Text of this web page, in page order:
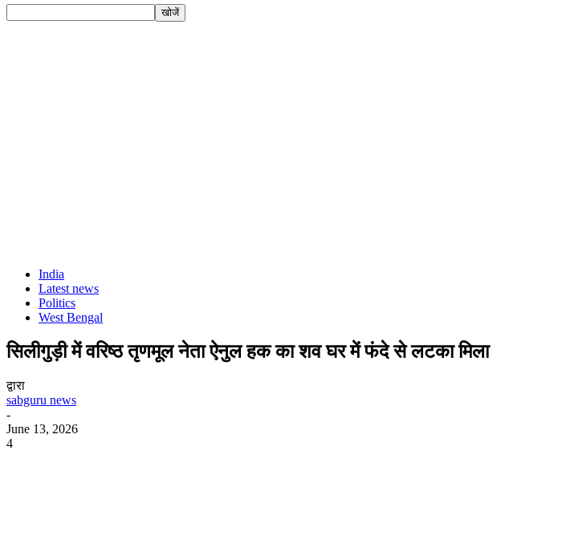
India
Latest news
Politics
West Bengal
सिलीगुड़ी में वरिष्ठ तृणमूल नेता ऐनुल हक का शव घर में फंदे से लटका मिला
द्वारा
sabguru news
-
June 13, 2026
4